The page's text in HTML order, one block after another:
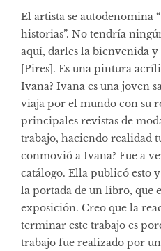
El artista se autodenomina
historias”. No tendría
aquí, darles la bienvenida
[Pires]. Es una pintura
Ivana? Ivana es una joven
viaja por el mundo con su
principales revistas de
trabajo, haciendo realidad
conmovió a Ivana? Fue a
catálogo. Ella publicó esto
la portada de un libro, que
exposición. Creo que la
terminar este trabajo es
trabajo fue realizado por